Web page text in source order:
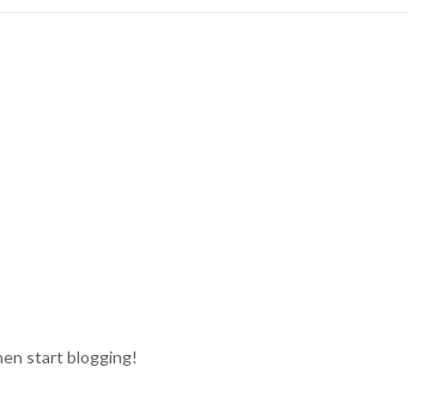
start blogging!